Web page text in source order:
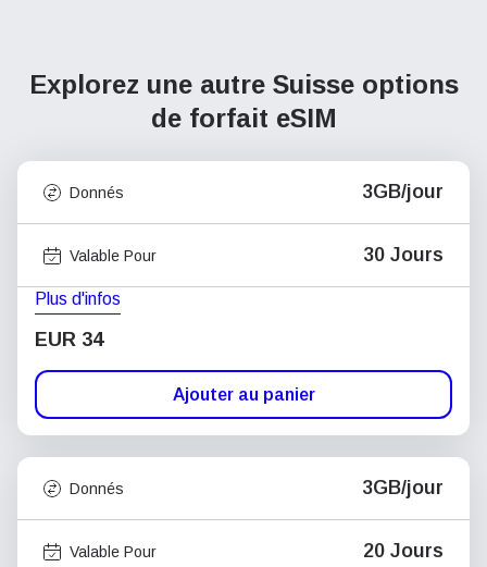
Explorez une autre Suisse options
de forfait eSIM
Donnés 3GB/jour
Valable Pour 30 Jours
Plus d'infos
EUR 34
Ajouter au panier
Donnés 3GB/jour
Valable Pour 20 Jours